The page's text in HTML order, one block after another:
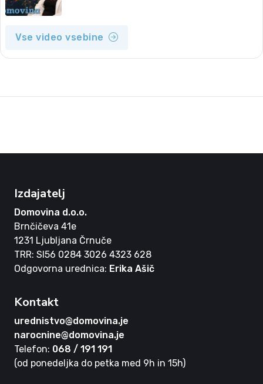
Vse video vsebine
Izdajatelj
Domovina d.o.o.
Brnčičeva 41e
1231 Ljubljana Črnuče
TRR: SI56 0284 3026 4323 628
Odgovorna urednica: Erika Ašič
Kontakt
urednistvo@domovina.je
narocnine@domovina.je
Telefon: 068 / 191 191
(od ponedeljka do petka med 9h in 15h)